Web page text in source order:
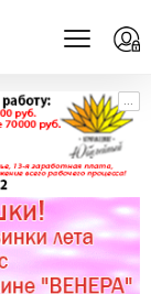
...
...